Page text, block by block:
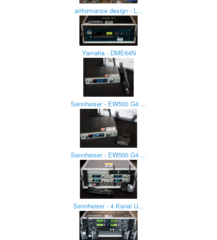
airformance design - L...
Yamaha - DME64N
Sennheiser - EW500 G4 ...
Sennheiser - EW500 G4 ...
Sennheiser - 4 Kanal U...